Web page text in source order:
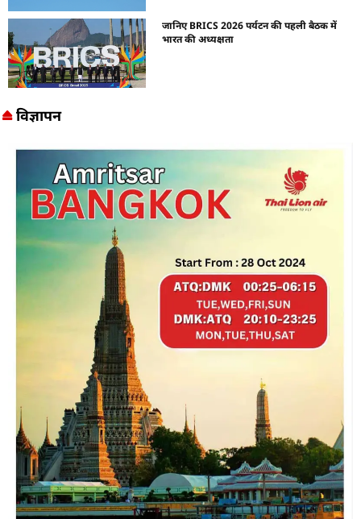
जानिए BRICS 2026 पर्यटन की पहली बैठक में
भारत की अध्यक्षता
विज्ञापन